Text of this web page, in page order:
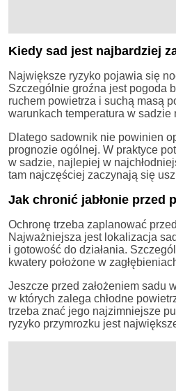
Kiedy sad jest najbardziej
Największe ryzyko pojawia się
Szczególnie groźna jest pogoda
ruchem powietrza i suchą masą
warunkach temperatura w sadzie
Dlatego sadownik nie powinien
prognozie ogólnej. W praktyce
w sadzie, najlepiej w
tam najczęściej zaczynają się
Jak chronić jabłonie przed
Ochronę trzeba zaplanować
Najważniejsza jest lokalizacja
i gotowość do działania.
kwatery położone w
Jeszcze przed założeniem sadu
w których zalega chłodne
trzeba znać jego najzimniejsze
ryzyko przymrozku jest